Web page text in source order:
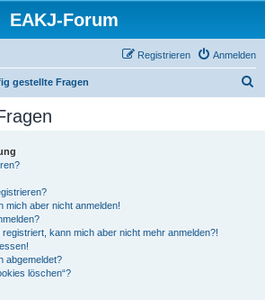
EAKJ-Forum
Anmelden
Registrieren
gestellte Fragen
mich aber nicht anmelden!
kann mich aber nicht mehr anmelden?!
abgemeldet?
löschen“?